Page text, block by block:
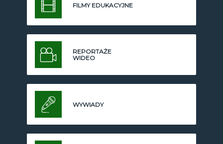
FILMY EDUKACYJNE
REPORTAŻE
WIDEO
WYWIADY